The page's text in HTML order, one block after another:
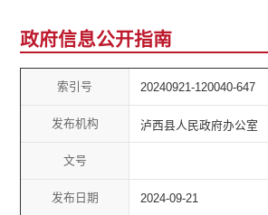
政府信息公开指南
索引号 20240921-120040-647
发布机构 泸西县人民政府办公室
文号
发布日期 2024-09-21